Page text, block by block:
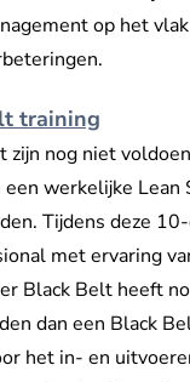
op het
training
zijn nog niet
werkelijke Lean
Tijdens deze
met ervaring
Black Belt heeft
dan een Black
het in- en